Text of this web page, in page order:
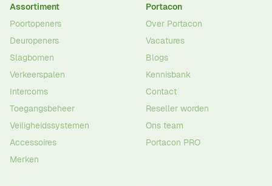
Assortiment
Poortopeners
Deuropeners
Slagbomen
Verkeerspalen
Intercoms
Toegangsbeheer
Veiligheidssystemen
Accessoires
Merken
Portacon
Over Portacon
Vacatures
Blogs
Kennisbank
Contact
Reseller worden
Ons team
Portacon PRO